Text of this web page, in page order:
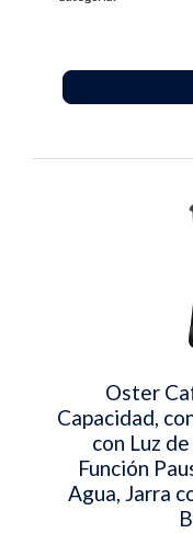
Oster
Capacidad,
con Luz
Función
Agua, Jarra